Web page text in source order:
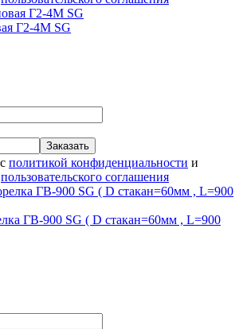
Г2-4М SG
политикой конфиденциальности и
пользовательского соглашения
ГВ-900 SG ( D стакан=60мм , L=900